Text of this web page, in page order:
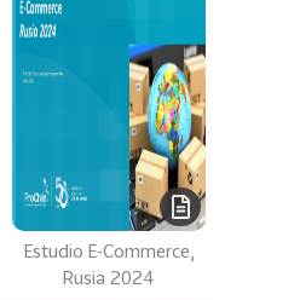
Estudio E-Commerce,
Rusia 2024